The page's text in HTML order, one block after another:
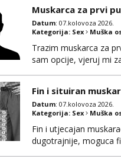
Muskarca za prvi
Datum: 07.kolovoza 2026.
Kategorija: Sex Muška
Trazim muskarca za
sam opcije, vjeruj mi
kontinentalna...
Fin i situiran
Datum: 07.kolovoza 2026.
Kategorija: Sex Muška
Fin i utjecajan
dugotrajnije, moguca